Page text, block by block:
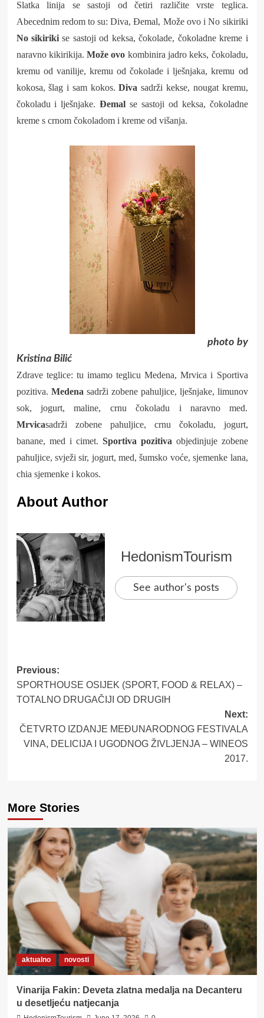
Slatka linija se sastoji od četiri različite vrste teglica.
Abecednim redom to su: Diva, Đemal, Može ovo i No sikiriki
No sikirikise sastoji od keksa, čokolade, čokoladne kreme i
naravno kikirikija.Može ovo kombinira jadro keks, čokoladu,
kremu od vanilije, kremu od čokolade i lješnjaka, kremu od
kokosa, šlag i sam kokos.Diva sadrži kekse, nougat kremu,
čokoladu i lješnjake.Đemal se sastoji od keksa, čokoladne
kreme s crnom čokoladom i kreme od višanja.
photo by
Kristina Bilić
Zdrave teglice: tu imamo teglicu Medena, Mrvica i Sportiva
pozitiva. Medena sadrži zobene pahuljice, lješnjake, limunov
sok, jogurt, maline, crnu čokoladu i naravno med.
Mrvicasadrži zobene pahuljice, crnu čokoladu, jogurt,
banane, med i cimet. Sportiva pozitiva objedinjuje zobene
pahuljice, svježi sir, jogurt, med, šumsko voće, sjemenke lana,
chia sjemenke i kokos.
About Author
HedonismTourism
See author's posts
Post
navigation
Previous:
SPORTHOUSE OSIJEK (SPORT, FOOD & RELAX) –
TOTALNO DRUGAČIJI OD DRUGIH
Next:
ČETVRTO IZDANJE MEĐUNARODNOG FESTIVALA
VINA, DELICIJA I UGODNOG ŽIVLJENJA – WINEOS
2017.
More Stories
aktualno novosti
Vinarija Fakin: Deveta zlatna medalja na Decanteru
u desetljeću natjecanja